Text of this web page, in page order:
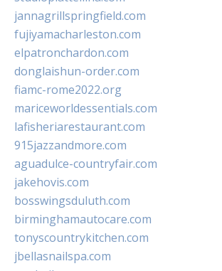
jannagrillspringfield.com
fujiyamacharleston.com
elpatronchardon.com
donglaishun-order.com
fiamc-rome2022.org
mariceworldessentials.com
lafisheriarestaurant.com
915jazzandmore.com
aguadulce-countryfair.com
jakehovis.com
bosswingsduluth.com
birminghamautocare.com
tonyscountrykitchen.com
jbellasnailspa.com